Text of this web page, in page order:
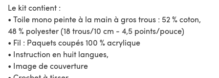
Le kit contient :
• Toile mono peinte à la main à gros trous : 52 % coton,
48 % polyester (18 trous/10 cm - 4,5 points/pouce)
• Fil : Paquets coupés 100 % acrylique
• Instruction en huit langues,
• Image de couverture